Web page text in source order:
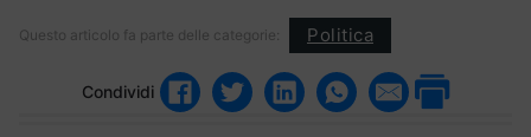
Questo articolo fa parte delle categorie: Politica
Condividi